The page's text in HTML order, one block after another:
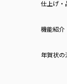
仕上げ・
機能紹介
年賀状